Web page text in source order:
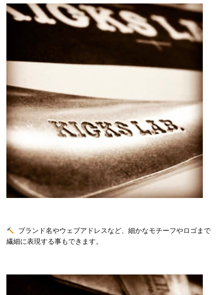
ブランド名やウェブアドレスなど、細かなモチーフやロゴまで
繊細に表現する事もできます。